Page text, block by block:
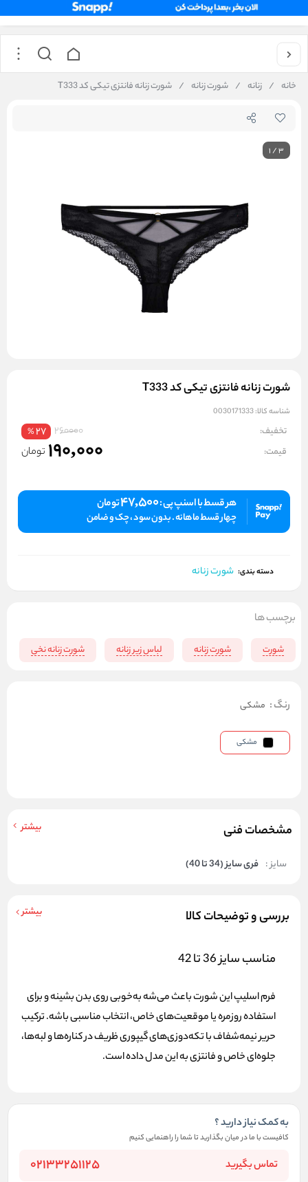
خانه / زنانه / شورت زنانه / شورت زنانه فانتزی تیکی کد T333
1/3
شورت زنانه فانتزی تیکی کد T333
شناسه کالا:0030171333
تخفیف: 260000
27
%
قیمت: 190,000 تومان
هر قسط با اسنپ پی :47,500تومان
چهار قسط ماهانه . بدون سود ، چک و ضامن
دسته بندی: شورت زنانه
مشخصات فنی بیشتر
سایز : فری سایز (34 تا 40)
بررسی و توضیحات کالا بیشتر
مناسب سایز 36 تا 42
فرم اسلیپ این شورت باعث می‌شه به‌خوبی روی بدن بشینه و برای
استفاده روزمره یاموقعیت‌های خاص، انتخاب مناسبی باشه. ترکیب
حریر نیمه‌شفاف با تکه‌دوزی‌های گیپوری ظریف در کناره‌ها و لبه‌ها،
جلوه‌ای خاص و فانتزی به این مدل داده است.
به کمک نیاز دارید ؟
کافیست با ما در میان بگذارید تا شما را راهنمایی کنیم
تماس بگیرید 02133251125
برچسب ها
شورت شورت زنانه لباس زیر زنانه شورت زنانه نخی
رنگ: مشکی
مشکی